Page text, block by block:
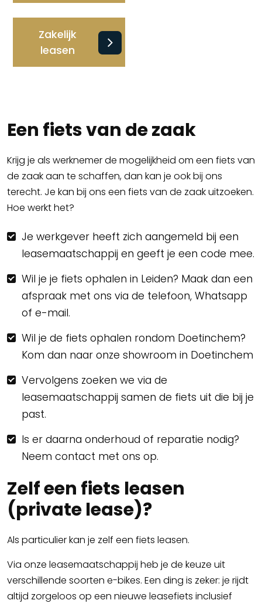
Zakelijk
leasen
Een fiets van de zaak
Krijg je als werknemer de mogelijkheid om een fiets van
de zaak aan te schaffen, dan kan je ook bij ons
terecht. Je kan bij ons een fiets van de zaak uitzoeken.
Hoe werkt het?
Je werkgever heeft zich aangemeld bij een
leasemaatschappij en geeft je een code mee.
Wil je je fiets ophalen in Leiden? Maak dan een
afspraak met ons via de telefoon, Whatsapp
of e-mail.
Wil je de fiets ophalen rondom Doetinchem?
Kom dan naar onze showroom in Doetinchem
Vervolgens zoeken we via de
leasemaatschappij samen de fiets uit die bij je
past.
Is er daarna onderhoud of reparatie nodig?
Neem contact met ons op.
Zelf een fiets leasen
(private lease)?
Als particulier kan je zelf een fiets leasen.
Via onze leasemaatschappij heb je de keuze uit
verschillende soorten e-bikes. Een ding is zeker: je rijdt
altijd zorgeloos op een nieuwe leasefiets inclusief